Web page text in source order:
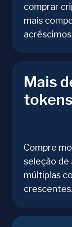
comprar
mais
Mais
Compre
seleção de
múltiplas
crescentes.